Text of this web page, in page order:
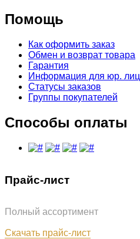
Помощь
Как оформить заказ
Обмен и возврат товара
Гарантия
Информация для юр. лиц
Статусы заказов
Группы покупателей
Способы оплаты
Прайс-лист
Полный ассортимент
Скачать прайс-лист